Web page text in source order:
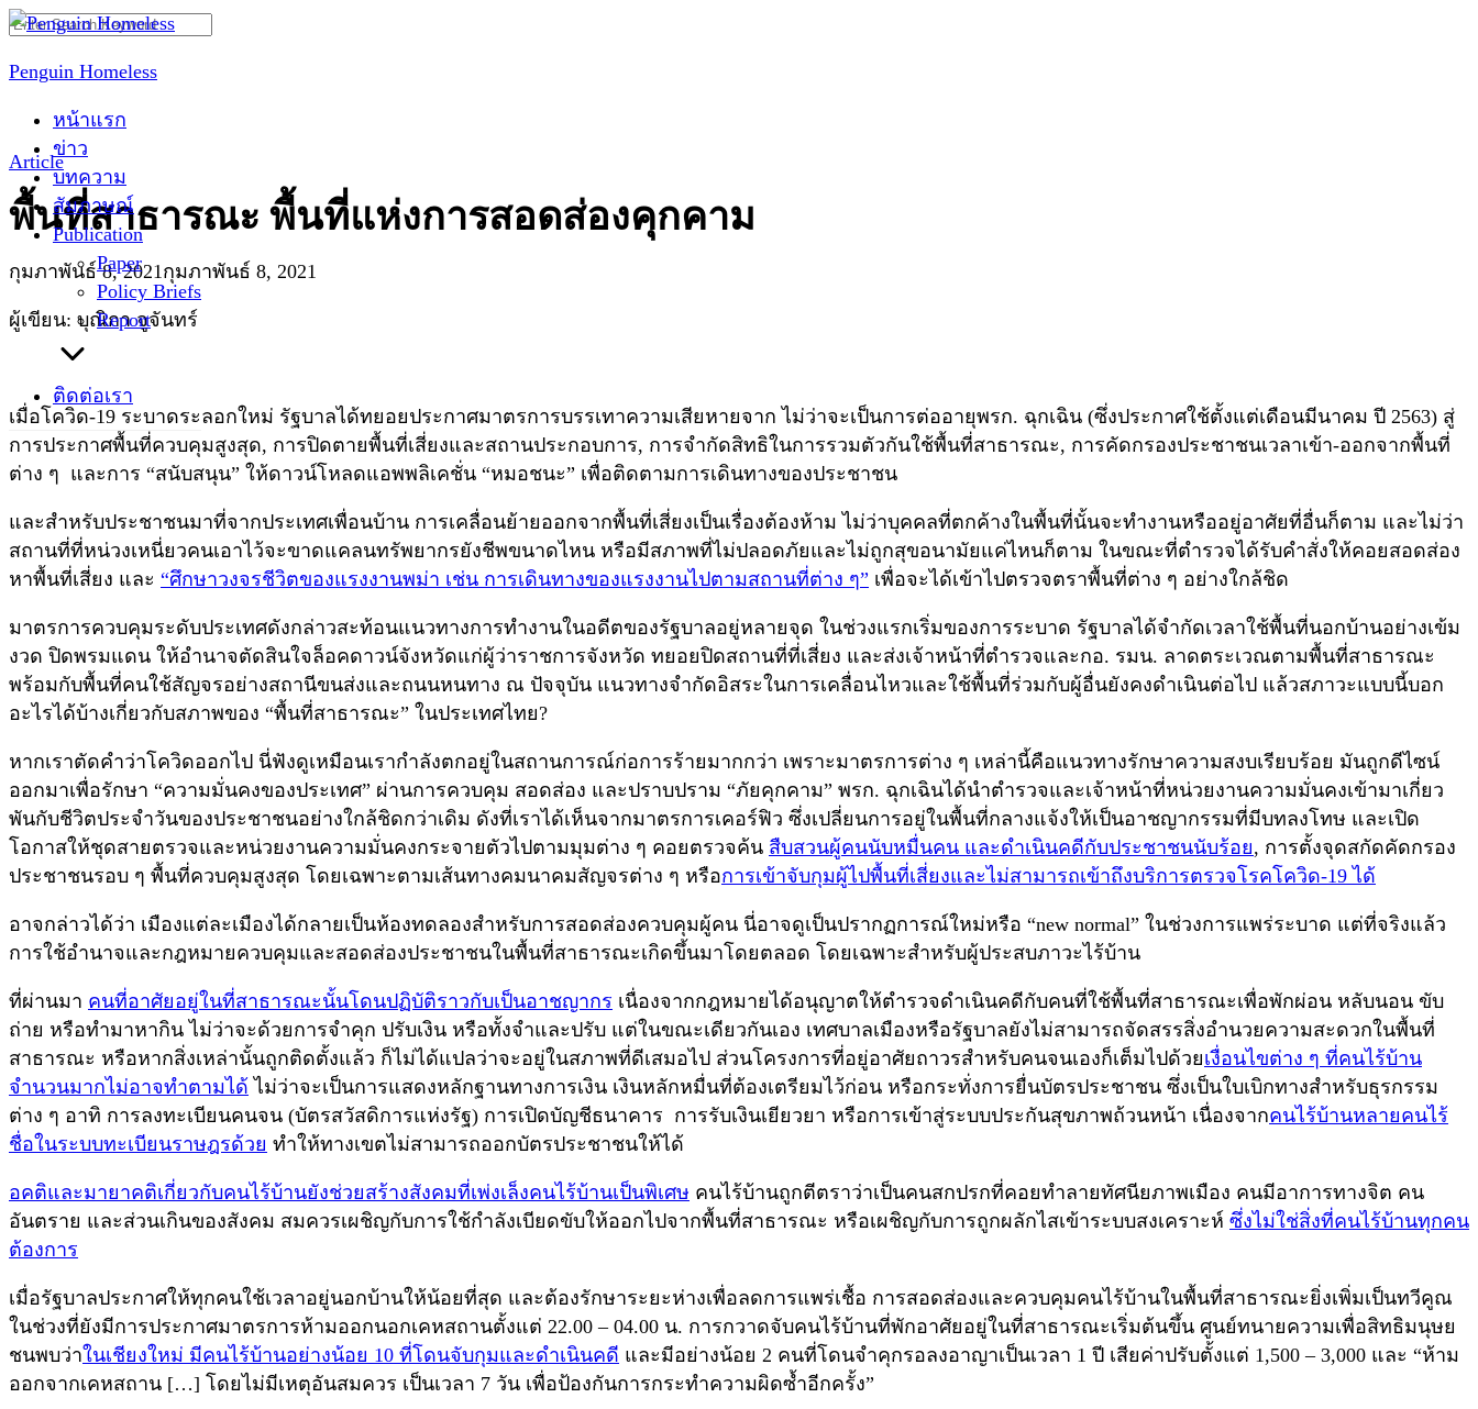
Skip
content
Penguin Homeless
หน้าแรก
ข่าว
บทความ
สัมภาษณ์
Publication
Paper
Policy Briefs
Report
ติดต่อเรา
Search
Article
พื้นที่สาธารณะ พื้นที่แห่งการสอดส่องคุกคาม
กุมภาพันธ์ 8, 2021กุมภาพันธ์ 8, 2021
ผู้เขียน: บุณิกา จูจันทร์
เมื่อโควิด-19 ระบาดระลอกใหม่ รัฐบาลได้ทยอยประกาศมาตรการบรรเทาความเสียหายจาก ไม่ว่าจะเป็นการต่ออายุพรก. ฉุกเฉิน (ซึ่งประกาศใช้ตั้งแต่เดือนมีนาคม ปี 2563) สู่
การประกาศพื้นที่ควบคุมสูงสุด, การปิดตายพื้นที่เสี่ยงและสถานประกอบการ, การจำกัดสิทธิในการรวมตัวกันใช้พื้นที่สาธารณะ, การคัดกรองประชาชนเวลาเข้า-ออกจากพื้นที่
ต่าง ๆ และการ “สนับสนุน” ให้ดาวน์โหลดแอพพลิเคชั่น “หมอชนะ” เพื่อติดตามการเดินทางของประชาชน
และสำหรับประชาชนมาที่จากประเทศเพื่อนบ้าน การเคลื่อนย้ายออกจากพื้นที่เสี่ยงเป็นเรื่องต้องห้าม ไม่ว่าบุคคลที่ตกค้างในพื้นที่นั้นจะทำงานหรืออยู่อาศัยที่อื่นก็ตาม และไม่ว่า
สถานที่ที่หน่วงเหนี่ยวคนเอาไว้จะขาดแคลนทรัพยากรยังชีพขนาดไหน หรือมีสภาพที่ไม่ปลอดภัยและไม่ถูกสุขอนามัยแค่ไหนก็ตาม ในขณะที่ตำรวจได้รับคำสั่งให้คอยสอดส่อง
หาพื้นที่เสี่ยง และ “ศึกษาวงจรชีวิตของแรงงานพม่า เช่น การเดินทางของแรงงานไปตามสถานที่ต่าง ๆ” เพื่อจะได้เข้าไปตรวจตราพื้นที่ต่าง ๆ อย่างใกล้ชิด
มาตรการควบคุมระดับประเทศดังกล่าวสะท้อนแนวทางการทำงานในอดีตของรัฐบาลอยู่หลายจุด ในช่วงแรกเริ่มของการระบาด รัฐบาลได้จำกัดเวลาใช้พื้นที่นอกบ้านอย่างเข้ม
งวด ปิดพรมแดน ให้อำนาจตัดสินใจล็อคดาวน์จังหวัดแก่ผู้ว่าราชการจังหวัด ทยอยปิดสถานที่ที่เสี่ยง และส่งเจ้าหน้าที่ตำรวจและกอ. รมน. ลาดตระเวณตามพื้นที่สาธารณะ
พร้อมกับพื้นที่คนใช้สัญจรอย่างสถานีขนส่งและถนนหนทาง ณ ปัจจุบัน แนวทางจำกัดอิสระในการเคลื่อนไหวและใช้พื้นที่ร่วมกับผู้อื่นยังคงดำเนินต่อไป แล้วสภาวะแบบนี้บอก
อะไรได้บ้างเกี่ยวกับสภาพของ “พื้นที่สาธารณะ” ในประเทศไทย?
หากเราตัดคำว่าโควิดออกไป นี่ฟังดูเหมือนเรากำลังตกอยู่ในสถานการณ์ก่อการร้ายมากกว่า เพราะมาตรการต่าง ๆ เหล่านี้คือแนวทางรักษาความสงบเรียบร้อย มันถูกดีไซน์
ออกมาเพื่อรักษา “ความมั่นคงของประเทศ” ผ่านการควบคุม สอดส่อง และปราบปราม “ภัยคุกคาม” พรก. ฉุกเฉินได้นำตำรวจและเจ้าหน้าที่หน่วยงานความมั่นคงเข้ามาเกี่ยว
พันกับชีวิตประจำวันของประชาชนอย่างใกล้ชิดกว่าเดิม ดังที่เราได้เห็นจากมาตรการเคอร์ฟิว ซึ่งเปลี่ยนการอยู่ในพื้นที่กลางแจ้งให้เป็นอาชญากรรมที่มีบทลงโทษ และเปิด
โอกาสให้ชุดสายตรวจและหน่วยงานความมั่นคงกระจายตัวไปตามมุมต่าง ๆ คอยตรวจค้น สืบสวนผู้คนนับหมื่นคน และดำเนินคดีกับประชาชนนับร้อย, การตั้งจุดสกัดคัดกรอง
ประชาชนรอบ ๆ พื้นที่ควบคุมสูงสุด โดยเฉพาะตามเส้นทางคมนาคมสัญจรต่าง ๆ หรือการเข้าจับกุมผู้ไปพื้นที่เสี่ยงและไม่สามารถเข้าถึงบริการตรวจโรคโควิด-19 ได้
อาจกล่าวได้ว่า เมืองแต่ละเมืองได้กลายเป็นห้องทดลองสำหรับการสอดส่องควบคุมผู้คน นี่อาจดูเป็นปรากฏการณ์ใหม่หรือ “new normal” ในช่วงการแพร่ระบาด แต่ที่จริงแล้ว
การใช้อำนาจและกฎหมายควบคุมและสอดส่องประชาชนในพื้นที่สาธารณะเกิดขึ้นมาโดยตลอด โดยเฉพาะสำหรับผู้ประสบภาวะไร้บ้าน
ที่ผ่านมา คนที่อาศัยอยู่ในที่สาธารณะนั้นโดนปฏิบัติราวกับเป็นอาชญากร เนื่องจากกฎหมายได้อนุญาตให้ตำรวจดำเนินคดีกับคนที่ใช้พื้นที่สาธารณะเพื่อพักผ่อน หลับนอน ขับ
ถ่าย หรือทำมาหากิน ไม่ว่าจะด้วยการจำคุก ปรับเงิน หรือทั้งจำและปรับ แต่ในขณะเดียวกันเอง เทศบาลเมืองหรือรัฐบาลยังไม่สามารถจัดสรรสิ่งอำนวยความสะดวกในพื้นที่
สาธารณะ หรือหากสิ่งเหล่านั้นถูกติดตั้งแล้ว ก็ไม่ได้แปลว่าจะอยู่ในสภาพที่ดีเสมอไป ส่วนโครงการที่อยู่อาศัยถาวรสำหรับคนจนเองก็เต็มไปด้วยเงื่อนไขต่าง ๆ ที่คนไร้บ้าน
จำนวนมากไม่อาจทำตามได้ ไม่ว่าจะเป็นการแสดงหลักฐานทางการเงิน เงินหลักหมื่นที่ต้องเตรียมไว้ก่อน หรือกระทั่งการยื่นบัตรประชาชน ซึ่งเป็นใบเบิกทางสำหรับธุรกรรม
ต่าง ๆ อาทิ การลงทะเบียนคนจน (บัตรสวัสดิการแห่งรัฐ) การเปิดบัญชีธนาคาร การรับเงินเยียวยา หรือการเข้าสู่ระบบประกันสุขภาพถ้วนหน้า เนื่องจากคนไร้บ้านหลายคนไร้
ชื่อในระบบทะเบียนราษฎรด้วย ทำให้ทางเขตไม่สามารถออกบัตรประชาชนให้ได้
อคติและมายาคติเกี่ยวกับคนไร้บ้านยังช่วยสร้างสังคมที่เพ่งเล็งคนไร้บ้านเป็นพิเศษ คนไร้บ้านถูกตีตราว่าเป็นคนสกปรกที่คอยทำลายทัศนียภาพเมือง คนมีอาการทางจิต คน
อันตราย และส่วนเกินของสังคม สมควรเผชิญกับการใช้กำลังเบียดขับให้ออกไปจากพื้นที่สาธารณะ หรือเผชิญกับการถูกผลักไสเข้าระบบสงเคราะห์ ซึ่งไม่ใช่สิ่งที่คนไร้บ้านทุกคน
ต้องการ
เมื่อรัฐบาลประกาศให้ทุกคนใช้เวลาอยู่นอกบ้านให้น้อยที่สุด และต้องรักษาระยะห่างเพื่อลดการแพร่เชื้อ การสอดส่องและควบคุมคนไร้บ้านในพื้นที่สาธารณะยิ่งเพิ่มเป็นทวีคูณ
ในช่วงที่ยังมีการประกาศมาตรการห้ามออกนอกเคหสถานตั้งแต่ 22.00 – 04.00 น. การกวาดจับคนไร้บ้านที่พักอาศัยอยู่ในที่สาธารณะเริ่มต้นขึ้น ศูนย์ทนายความเพื่อสิทธิมนุษย
ชนพบว่าในเชียงใหม่ มีคนไร้บ้านอย่างน้อย 10 ที่โดนจับกุมและดำเนินคดี และมีอย่างน้อย 2 คนที่โดนจำคุกรอลงอาญาเป็นเวลา 1 ปี เสียค่าปรับตั้งแต่ 1,500 – 3,000 และ “ห้าม
ออกจากเคหสถาน […] โดยไม่มีเหตุอันสมควร เป็นเวลา 7 วัน เพื่อป้องกันการกระทำความผิดซ้ำอีกครั้ง”